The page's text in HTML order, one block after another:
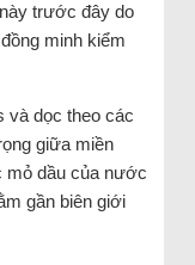
trước đây do
minh kiểm
và dọc theo các
giữa miền
mỏ dầu của nước
gần biên giới